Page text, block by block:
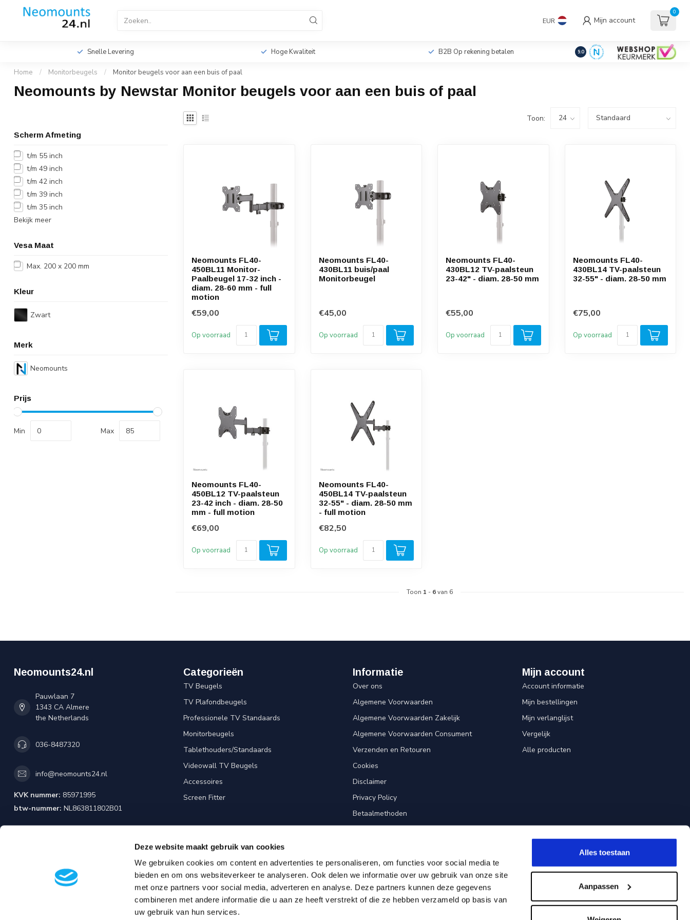
Deze website maakt gebruik van cookies
We gebruiken cookies om content en advertenties te personaliseren, om functies voor social media te
bieden en om ons websiteverkeer te analyseren. Ook delen we informatie over uw gebruik van onze site
met onze partners voor social media, adverteren en analyse. Deze partners kunnen deze gegevens
combineren met andere informatie die u aan ze heeft verstrekt of die ze hebben verzameld op basis van
uw gebruik van hun services.
Alles toestaan
Aanpassen
EUR Mijn account
0
Home TV Beugels
Videowall TV Beugels
€Incl. btw
Snelle Levering Hoge Kwaliteit B2B Op rekening betalen 9.0
Home / Monitorbeugels / Monitor beugels voor aan een buis of paal
Neomounts by Newstar Monitor beugels voor aan een buis of paal
Scherm Afmeting
t/m 55 inch
t/m 49 inch
t/m 42 inch
t/m 39 inch
t/m 35 inch
Bekijk meer
Vesa Maat
Max. 200 x 200 mm
Kleur
Zwart
Merk
Neomounts
Prijs
Min Max
Toon:
Neomounts FL40-
450BL11 Monitor-
Paalbeugel 17-32 inch -
diam. 28-60 mm - full
motion
€59,00
Op voorraad
Neomounts FL40-
430BL11 buis/paal
Monitorbeugel
€45,00
Op voorraad
Neomounts FL40-
430BL12 TV-paalsteun
23-42" - diam. 28-50 mm
€55,00
Op voorraad
Neomounts FL40-
430BL14 TV-paalsteun
32-55" - diam. 28-50 mm
€75,00
Op voorraad
Neomounts FL40-
450BL12 TV-paalsteun
23-42 inch - diam. 28-50
mm - full motion
€69,00
Op voorraad
Neomounts FL40-
450BL14 TV-paalsteun
32-55" - diam. 28-50 mm
- full motion
€82,50
Op voorraad
Toon 1 - 6van 6
Neomounts24.nl
Pauwlaan 7
1343 CA Almere
the Netherlands
036-8487320
info@neomounts24.nl
KVK nummer: 85971995
btw-nummer: NL863811802B01
Categorieën
TV Beugels
TV Plafondbeugels
Professionele TV Standaards
Monitorbeugels
Tablethouders/Standaards
Videowall TV Beugels
Accessoires
Screen Fitter
Informatie
Over ons
Algemene Voorwaarden
Algemene Voorwaarden Zakelijk
Algemene Voorwaarden Consument
Verzenden en Retouren
Cookies
Disclaimer
Privacy Policy
Betaalmethoden
Screen Fitter
Mijn account
Account informatie
Mijn bestellingen
Mijn verlanglijst
Vergelijk
Alle producten